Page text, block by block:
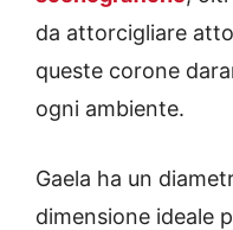
da attorcigliare
queste corone
ogni ambiente.
Gaela ha un
dimensione ideale